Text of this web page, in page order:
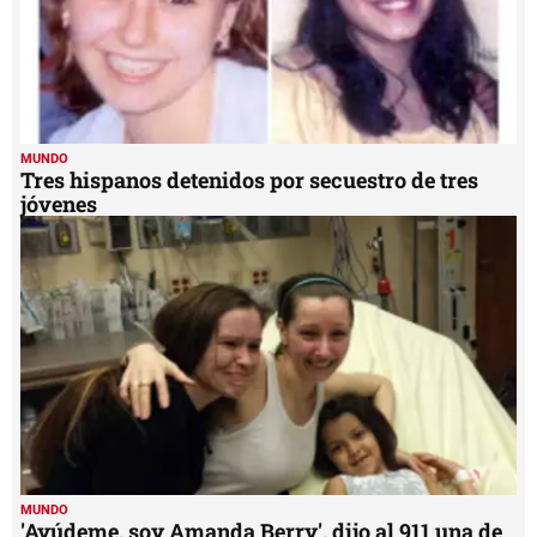
MUNDO
Tres hispanos detenidos por secuestro de tres
jóvenes
MUNDO
'Ayúdeme, soy Amanda Berry', dijo al 911 una de